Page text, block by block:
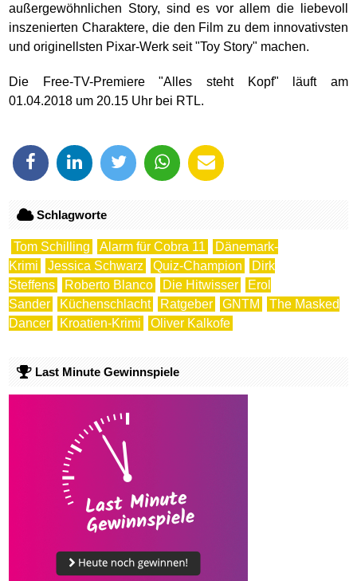
außergewöhnlichen Story, sind es vor allem die liebevoll
inszenierten Charaktere, die den Film zu dem innovativsten
und originellsten Pixar-Werk seit "Toy Story" machen.
Die Free-TV-Premiere "Alles steht Kopf" läuft am
01.04.2018 um 20.15 Uhr bei RTL.
Schlagworte
Tom Schilling Alarm für Cobra 11
Dänemark-
Krimi
Jessica Schwarz Quiz-Champion
Dirk
Steffens
Roberto Blanco Die Hitwisser
Erol
Sander
Küchenschlacht Ratgeber GNTM
The Masked
Dancer
Kroatien-Krimi Oliver Kalkofe
Last Minute Gewinnspiele